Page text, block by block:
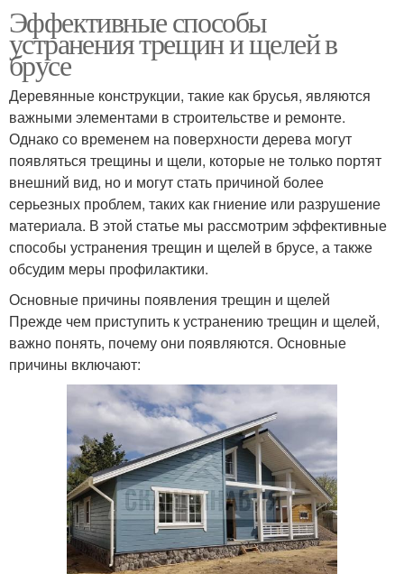
Эффективные способы
устранения трещин и щелей в
брусе
Деревянные конструкции, такие как брусья, являются
важными элементами в строительстве и ремонте.
Однако со временем на поверхности дерева могут
появляться трещины и щели, которые не только портят
внешний вид, но и могут стать причиной более
серьезных проблем, таких как гниение или разрушение
материала. В этой статье мы рассмотрим эффективные
способы устранения трещин и щелей в брусе, а также
обсудим меры профилактики.
Основные причины появления трещин и щелей
Прежде чем приступить к устранению трещин и щелей,
важно понять, почему они появляются. Основные
причины включают: